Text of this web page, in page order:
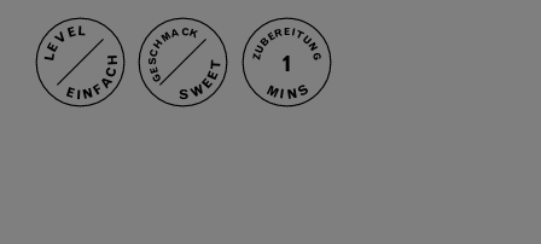
LEVEL
EINFACH GESCHMACKSWEET
ZUBEREITUNGSZEIT
1
MINS